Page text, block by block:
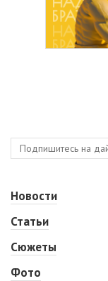
Новости
Статьи
Сюжеты
Фото